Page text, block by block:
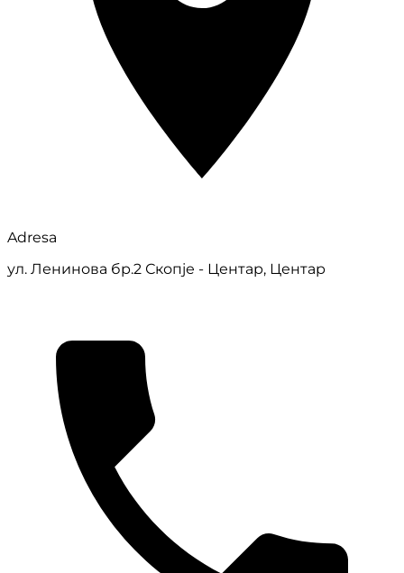
Adresa
ул. Ленинова бр.2 Скопје - Центар, Центар